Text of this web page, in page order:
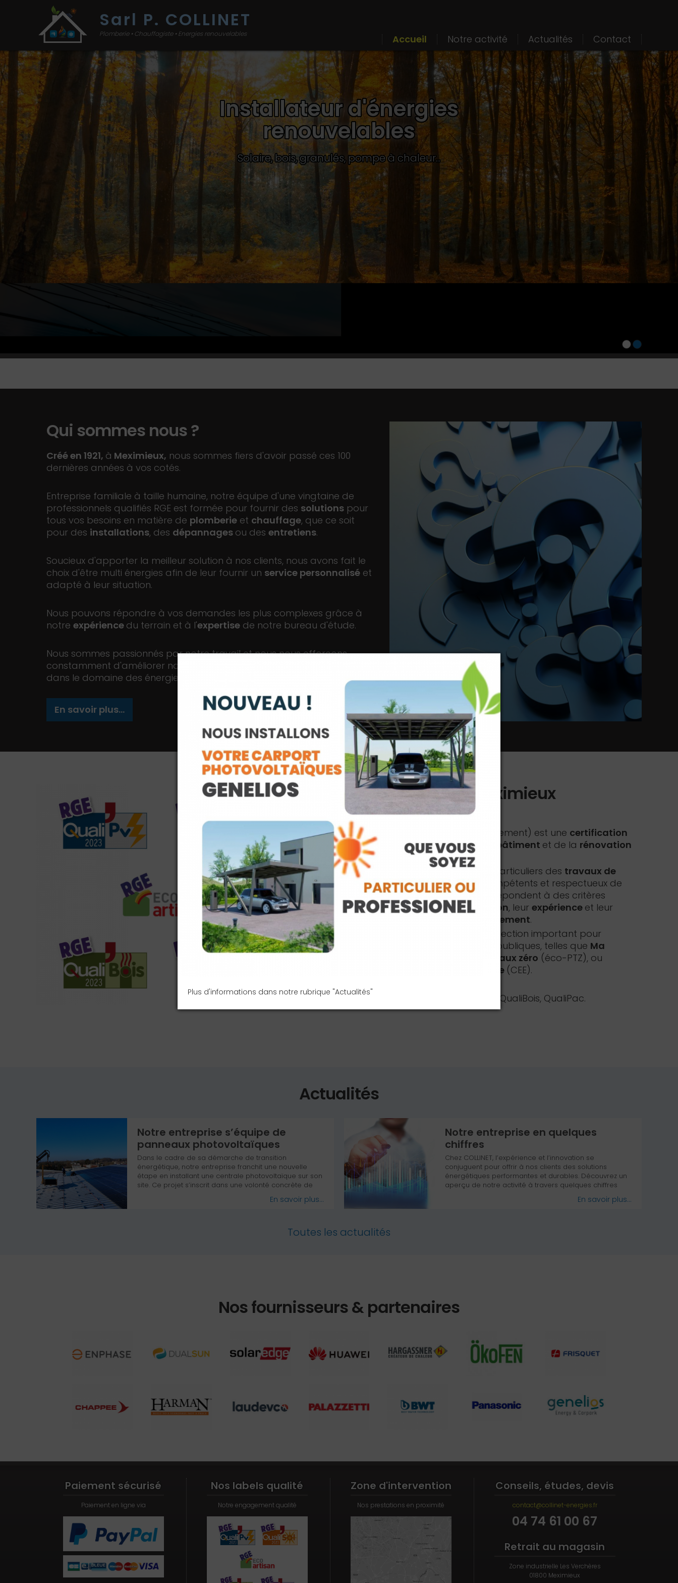
Sarl P. COLLINET
Plomberie • Chauffagiste • Energies renouvelables Accueil Notre activité Actualités Contact
Installateur d'énergies
renouvelables
Solaire, bois, granulés, pompe à chaleur...
Qui sommes nous ?
Créé en 1921, à Meximieux, nous sommes fiers d'avoir passé ces 100
dernières années à vos cotés.
Entreprise familiale à taille humaine, notre équipe d'une vingtaine de
professionnels qualifiés RGE est formée pour fournir des solutions pour
tous vos besoins en matière de plomberie et chauffage, que ce soit
pour des installations, des dépannages ou des entretiens.
Soucieux d'apporter la meilleur solution à nos clients, nous avons fait le
choix d'être multi énergies afin de leur fournir un service personnalisé et
adapté à leur situation.
Nous pouvons répondre à vos demandes les plus complexes grâce à
notre expérience du terrain et à l'expertise de notre bureau d'étude.
Nous sommes passionnés par notre travail et nous nous efforçons
constamment d'améliorer nos compétences et nos connaissances
dans le domaine des énergies renouvelables.
En savoir plus...
Votre artisan RGE sur Meximieux
Qu'est-ce que le label RGE ?
Lelabel RGE(Reconnu Garant de l'Environnement) est une certification
française
destinée auxprofessionnels du bâtiment et de la rénovation
énergétique.
Ce label créé en 2006 vise àgarantiraux particuliers des travaux de
qualité
réalisés par des professionnels compétents et respectueux de
l'environnement. Les entreprises label RGE répondent à des critères
précis liés à leurcompétence, leur formation, leur expérience et leur
engagement dans le
respect de l'environnement.
Le label RGE est également un critère de sélection important pour
l'obtention de certaines
publiques, telles que Ma
'éco-prêt à taux zéro (éco-PTZ), ou
certificats d'économie d'énergie (CEE).
La SARL P. Collinet est RGE QualiPV, QualiSol, QualiBois, QualiPac.
Actualités
Notre entreprise s’équipe de
panneaux photovoltaïques
Dans le cadre de sa démarche de transition
énergétique, notre entreprise franchit une nouvelle
étape en installant une centrale photovoltaïque sur son
site. Ce projet s’inscrit dans une volonté concrète de
contribuer à la production d’électricité renouvelable
tout en améliorant la performance énergétique de nos
En savoir plus...
Notre entreprise en quelques
chiffres
Chez COLLINET, l’expérience et l’innovation se
conjuguent pour offrir à nos clients des solutions
énergétiques performantes et durables. Découvrez un
aperçu de notre activité à travers quelques chiffres
En savoir plus...
Toutes les actualités
Nos fournisseurs & partenaires
Paiement sécurisé
Paiement en ligne via
Nos labels qualité
Notre engagement qualité
Zone d'intervention
Nos prestations en proximité
Conseils, études, devis
contact@collinet-energies.fr
04 74 61 00 67
Retrait au magasin
Zone industrielle Les Verchères
01800 Meximieux
Plus d'informations dans notre rubrique "Actualités"